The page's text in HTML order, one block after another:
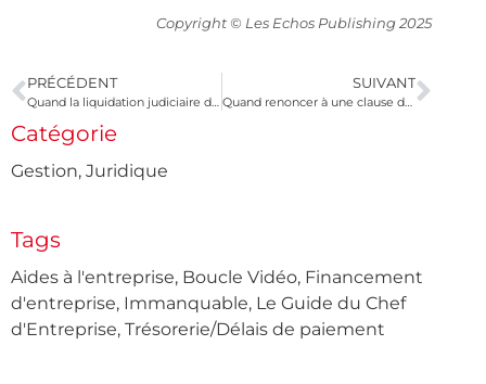
Copyright © Les Echos Publishing 2025
PRÉCÉDENT
Quand la liquidation judiciaire d’une société est étendue à son dirigeant
SUIVANT
Quand renoncer à une clause de non-concurrence ?
Catégorie
Gestion, Juridique
Tags
Aides à l'entreprise, Boucle Vidéo, Financement
d'entreprise, Immanquable, Le Guide du Chef
d'Entreprise, Trésorerie/Délais de paiement